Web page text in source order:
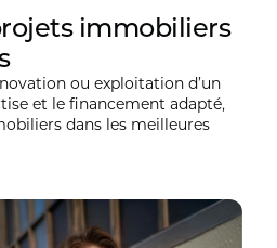
immobiliers
ou exploitation d’un
et le financement adapté,
dans les meilleures